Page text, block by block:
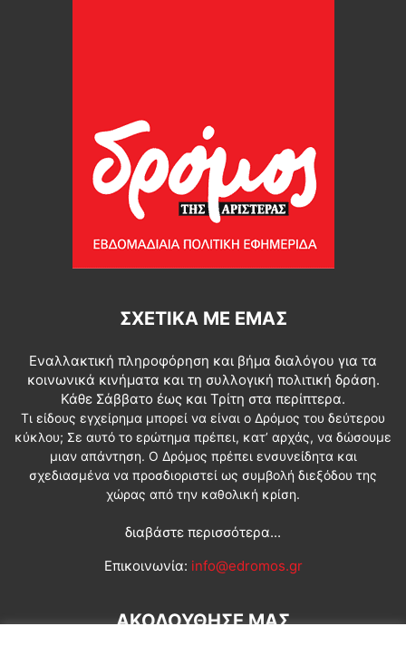
ΣΧΕΤΙΚΆ ΜΕ ΕΜΆΣ
Εναλλακτική πληροφόρηση και βήμα διαλόγου για τα
κοινωνικά κινήματα και τη συλλογική πολιτική δράση.
Κάθε Σάββατο έως και Τρίτη στα περίπτερα.
Τι είδους εγχείρημα μπορεί να είναι ο Δρόμος του δεύτερου
κύκλου; Σε αυτό το ερώτημα πρέπει, κατ’ αρχάς, να δώσουμε
μιαν απάντηση. Ο Δρόμος πρέπει ενσυνείδητα και
σχεδιασμένα να προσδιοριστεί ως συμβολή διεξόδου της
χώρας από την καθολική κρίση.
διαβάστε περισσότερα...
Επικοινωνία: info@edromos.gr
ΑΚΟΛΟΥΘΗΣΕ ΜΑΣ